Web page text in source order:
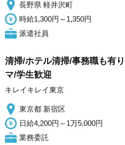
長野県 軽井沢町
時給1,300円～1,350円
派遣社員
清掃/ホテル清掃/事務職も有
マ/学生歓迎
キレイキレイ東京
東京都 新宿区
日給4,200円～1万5,000円
業務委託